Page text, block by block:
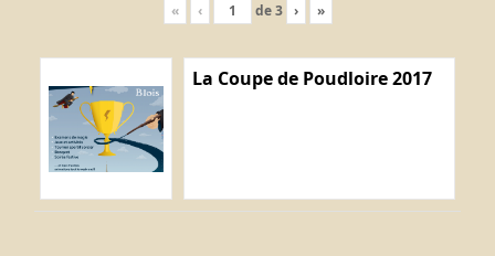
« ‹ de3 › »
La Coupe de Poudloire 2017